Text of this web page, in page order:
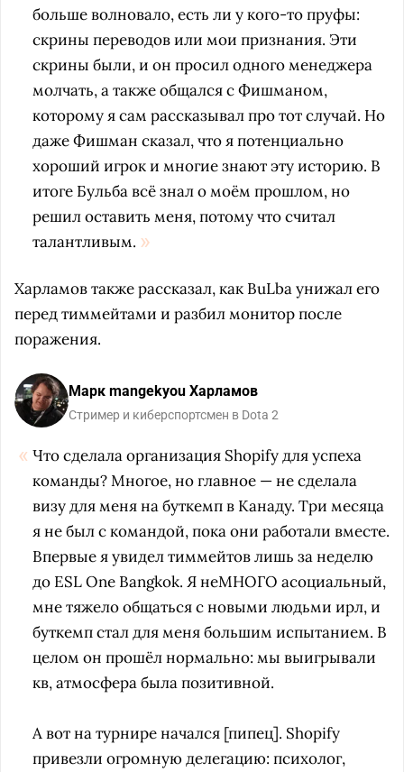
больше волновало, есть ли у кого-то пруфы:
скрины переводов или мои признания. Эти
скрины были, и он просил одного менеджера
молчать, а также общался с Фишманом,
которому я сам рассказывал про тот случай. Но
даже Фишман сказал, что я потенциально
хороший игрок и многие знают эту историю. В
итоге Бульба всё знал о моём прошлом, но
решил оставить меня, потому что считал
талантливым.
Харламов также рассказал, как BuLba унижал его
перед тиммейтами и разбил монитор после
поражения.
Марк mangekyou Харламов
Стример и киберспортсмен в Dota 2
Что сделала организация Shopify для успеха
команды? Многое, но главное — не сделала
визу для меня на буткемп в Канаду. Три месяца
я не был с командой, пока они работали вместе.
Впервые я увидел тиммейтов лишь за неделю
до ESL One Bangkok. Я неМНОГО асоциальный,
мне тяжело общаться с новыми людьми ирл, и
буткемп стал для меня большим испытанием. В
целом он прошёл нормально: мы выигрывали
кв, атмосфера была позитивной.
А вот на турнире начался [пипец]. Shopify
привезли огромную делегацию: психолог,